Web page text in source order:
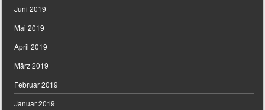
Juni 2019
Mai 2019
April 2019
März 2019
Februar 2019
Januar 2019